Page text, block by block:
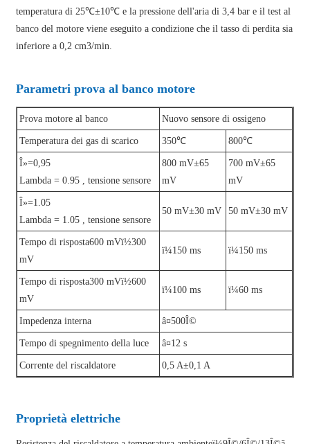
temperatura di 25℃±10℃ e la pressione dell'aria di 3,4 bar e il test al
banco del motore viene eseguito a condizione che il tasso di perdita sia
inferiore a 0,2 cm3/min.
Parametri prova al banco motore
Prova motore al banco Nuovo sensore di ossigeno
Temperatura dei gas di scarico 350℃ 800℃
Î»=0,95
Lambda = 0.95 , tensione sensore
800 mV±65
mV
700 mV±65
mV
Î»=1.05
Lambda = 1.05 , tensione sensore
50 mV±30 mV 50 mV±30 mV
Tempo di risposta600 mVï½300
mV
ï¼150 ms ï¼150 ms
Tempo di risposta300 mVï½600
mV
ï¼100 ms ï¼60 ms
Impedenza interna â¤500Î©
Tempo di spegnimento della luce â¤12 s
Corrente del riscaldatore 0,5 A±0,1 A
Proprietà elettriche